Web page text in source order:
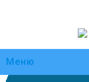
Меню